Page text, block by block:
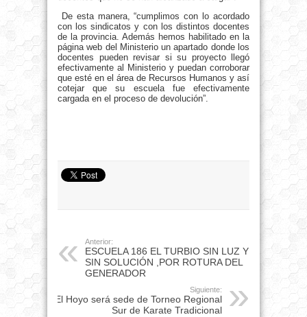
De esta manera, “cumplimos con lo acordado
con los sindicatos y con los distintos docentes
de la provincia. Además hemos habilitado en la
página web del Ministerio un apartado donde los
docentes pueden revisar si su proyecto llegó
efectivamente al Ministerio y puedan corroborar
que esté en el área de Recursos Humanos y así
cotejar que su escuela fue efectivamente
cargada en el proceso de devolución”.
Anterior:
ESCUELA 186 EL TURBIO SIN LUZ Y
SIN SOLUCIÓN ,POR ROTURA DEL
GENERADOR
Siguiente:
El Hoyo será sede de Torneo Regional
Sur de Karate Tradicional